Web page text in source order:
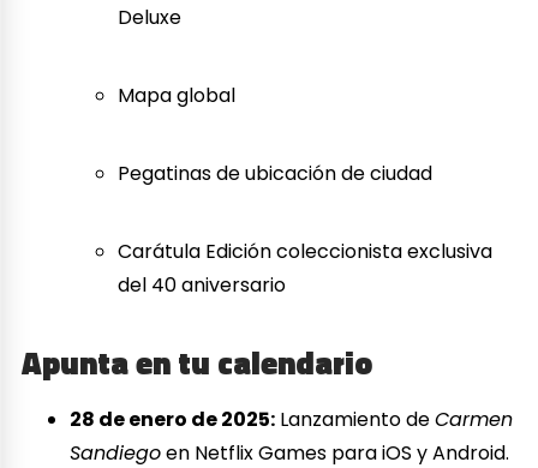
Deluxe
Mapa global
Pegatinas de ubicación de ciudad
Carátula Edición coleccionista exclusiva
del 40 aniversario
Apunta en tu calendario
28 de enero de 2025: Lanzamiento deCarmen
Sandiegoen Netflix Games para iOS y Android.